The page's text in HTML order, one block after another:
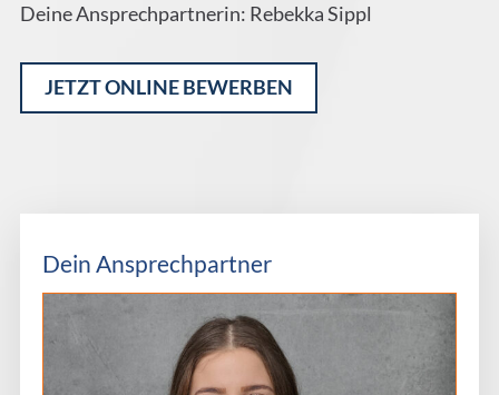
Deine Ansprechpartnerin: Rebekka Sippl
JETZT ONLINE BEWERBEN
Dein Ansprechpartner